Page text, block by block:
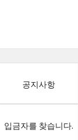
공지사항
입금자를 찾습니다.